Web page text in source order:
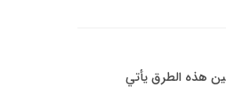
هذه الطرق يأتي